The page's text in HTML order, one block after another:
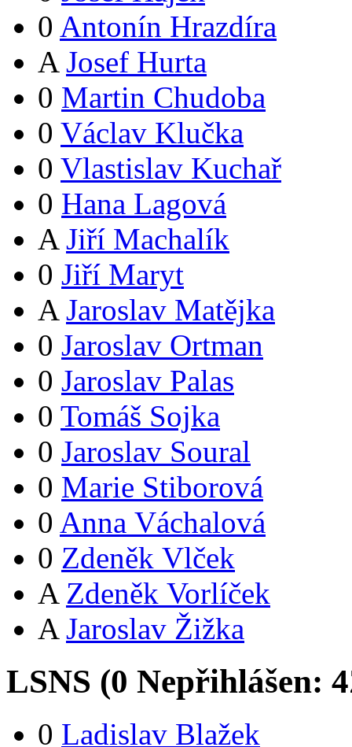
0 Antonín Hrazdíra
A Josef Hurta
0 Martin Chudoba
0 Václav Klučka
0 Vlastislav Kuchař
0 Hana Lagová
A Jiří Machalík
0 Jiří Maryt
A Jaroslav Matějka
0 Jaroslav Ortman
0 Jaroslav Palas
0 Tomáš Sojka
0 Jaroslav Soural
0 Marie Stiborová
0 Anna Váchalová
0 Zdeněk Vlček
A Zdeněk Vorlíček
A Jaroslav Žižka
LSNS (0 Nepřihlášen: 4
0 Ladislav Blažek